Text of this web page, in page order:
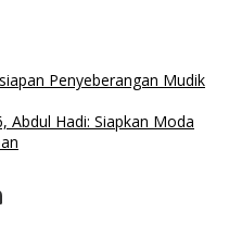
Penyeberangan Mudik
Abdul Hadi: Siapkan Moda